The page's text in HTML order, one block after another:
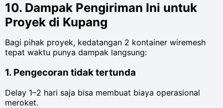
10. Dampak Pengiriman Ini untuk
Proyek di Kupang
Bagi pihak proyek, kedatangan 2 kontainer wiremesh
tepat waktu punya dampak langsung:
1. Pengecoran tidak tertunda
Delay 1–2 hari saja bisa membuat biaya operasional
meroket.